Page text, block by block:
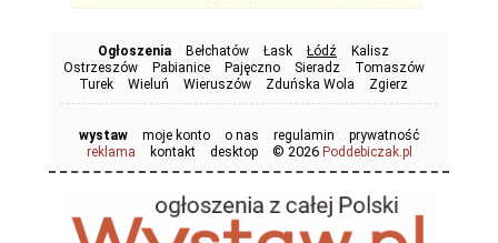
Ogłoszenia Bełchatów Łask Łódź
Kalisz
Ostrzeszów
Pabianice Pajęczno Sieradz
Tomaszów
Turek
Wieluń Wieruszów Zduńska Wola Zgierz
wystaw moje konto o nas regulamin
prywatność
reklama
kontakt desktop © 2026 Poddebiczak.pl